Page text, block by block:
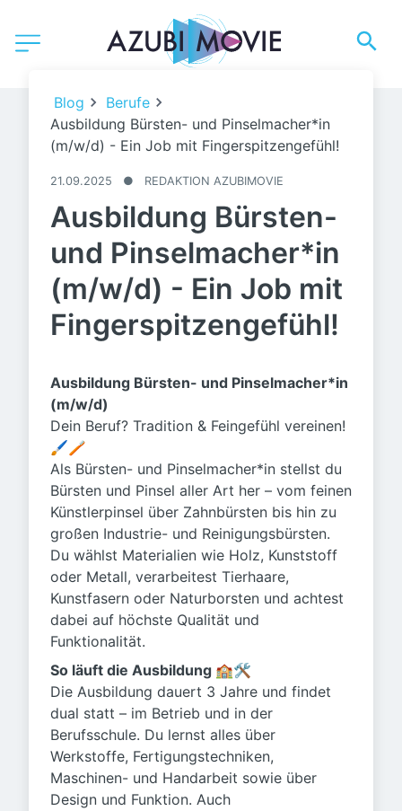
Bildquelle: © Taras Grebinets /stock.adobe.com
Blog
Berufe
Ausbildung Bürsten- und Pinselmacher*in
(m/w/d) - Ein Job mit Fingerspitzengefühl!
21.09.2025 ● REDAKTION AZUBIMOVIE
Ausbildung Bürsten-
und Pinselmacher*in
(m/w/d) - Ein Job mit
Fingerspitzengefühl!
Ausbildung Bürsten- und Pinselmacher*in
(m/w/d)
Dein Beruf? Tradition & Feingefühl vereinen!
🖌️🪥
Als Bürsten- und Pinselmacher*in stellst du
Bürsten und Pinsel aller Art her – vom feinen
Künstlerpinsel über Zahnbürsten bis hin zu
großen Industrie- und Reinigungsbürsten.
Du wählst Materialien wie Holz, Kunststoff
oder Metall, verarbeitest Tierhaare,
Kunstfasern oder Naturborsten und achtest
dabei auf höchste Qualität und
Funktionalität.
So läuft die Ausbildung 🏫🛠️
Die Ausbildung dauert 3 Jahre und findet
dual statt – im Betrieb und in der
Berufsschule. Du lernst alles über
Werkstoffe, Fertigungstechniken,
Maschinen- und Handarbeit sowie über
Design und Funktion. Auch